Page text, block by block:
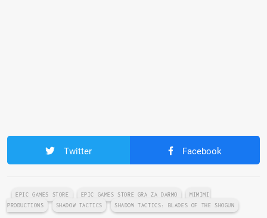
Twitter Facebook
EPIC GAMES STORE EPIC GAMES STORE GRA ZA DARMO
MIMIMI
PRODUCTIONS
SHADOW TACTICS SHADOW TACTICS: BLADES OF THE SHOGUN